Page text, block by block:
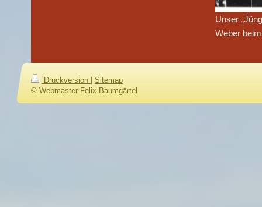
Unser
Weber
Druckversion
Sitemap
© Webmaster Felix Baumgärtel